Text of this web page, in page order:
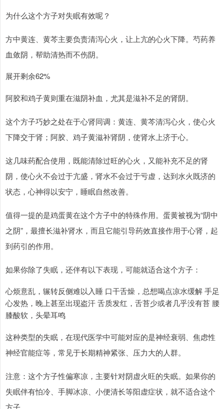
为什么这个方子对失眠有效呢？
方中黄连、黄芩主要负责清泻心火，让上亢的心火下降。芍药养
血敛阴，帮助清热而不伤阴。
展开剩余62%
阿胶和鸡子黄则重在滋阴补血，尤其是滋补不足的肾阴。
这个方子巧妙之处在于心肾同调：黄连、黄芩清泻心火，使心火
下降交于肾；阿胶、鸡子黄滋补肾阴，使肾水上济于心。
这几味药配合使用，既能清除过旺的心火，又能补充不足的肾
阴，使心火不会过于亢盛，肾水不会过于亏虚，达到水火既济的
状态，心神得以安宁，睡眠自然改善。
值得一提的是鸡蛋黄在这个方子中的特殊作用。蛋黄被视为“阴中
之阴”，最擅长滋补肾水，而且它能引导药效直接作用于心肾，起
到药引的作用。
如果你除了失眠，还伴有以下表现，可能就适合这个方子：
心烦意乱，辗转反侧难以入睡 口干舌燥，总想喝点凉水缓解 手足
心发热，晚上甚至出现盗汗 舌质发红，舌苔少或者几乎没有苔 腰
膝酸软，头晕耳鸣
这种类型的失眠，在现代医学中可能对应的是神经衰弱、焦虑性
神经官能症等，常见于长期精神紧张、压力大的人群。
注意：这个方子性偏寒凉，主要针对阴虚火旺的失眠。如果你的
失眠伴有怕冷、手脚冰凉、小便清长等阳虚症状，就不适合这个